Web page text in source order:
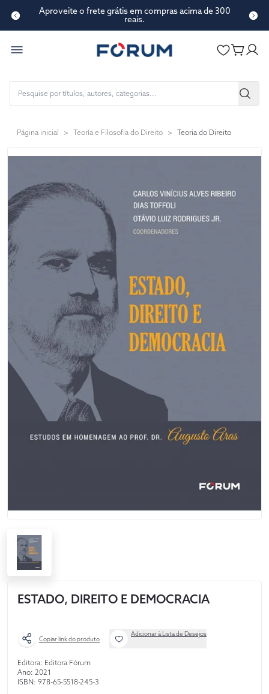
Aproveite o frete grátis em compras acima de 300
reais.
Página inicial > Teoría e Filosofia do Direito > Teoria do Direito
ESTADO, DIREITO E DEMOCRACIA
Copiar link do produto
Adicionar à Lista de Desejos
Editora: Editora Fórum
Ano: 2021
ISBN: 978-65-5518-245-3